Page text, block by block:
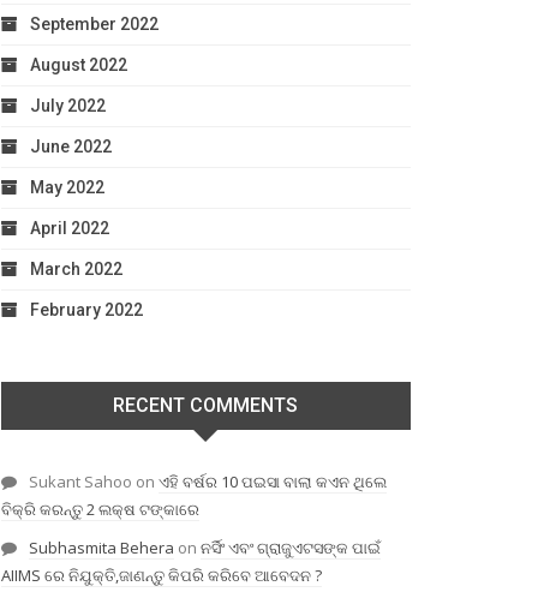
September 2022
August 2022
July 2022
June 2022
May 2022
April 2022
March 2022
February 2022
RECENT COMMENTS
Sukant Sahoo on ଏହି ବର୍ଷର 10 ପଇସା ବାଲା କଏନ ଥିଲେ
ବିକ୍ରି କରନ୍ତୁ 2 ଲକ୍ଷ ଟଙ୍କାରେ
Subhasmita Behera on ନର୍ସିଂ ଏବଂ ଗ୍ରାଜୁଏଟସଙ୍କ ପାଇଁ
AIIMS ରେ ନିଯୁକ୍ତି,ଜାଣନ୍ତୁ କିପରି କରିବେ ଆବେଦନ ?